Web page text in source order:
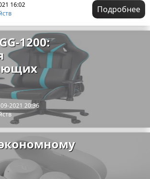
16:02
Подробнее
1200:
2021 20:36